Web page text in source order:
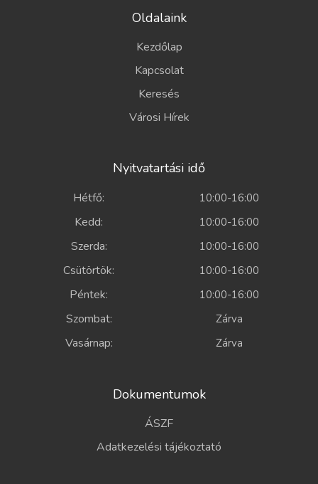
Oldalaink
Kezdőlap
Kapcsolat
Keresés
Városi Hírek
Nyitvatartási idő
Hétfő: 10:00-16:00
Kedd: 10:00-16:00
Szerda: 10:00-16:00
Csütörtök: 10:00-16:00
Péntek: 10:00-16:00
Szombat: Zárva
Vasárnap: Zárva
Dokumentumok
ÁSZF
Adatkezelési tájékoztató